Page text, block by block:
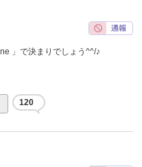
」で決まりでしょう^^/♪
120